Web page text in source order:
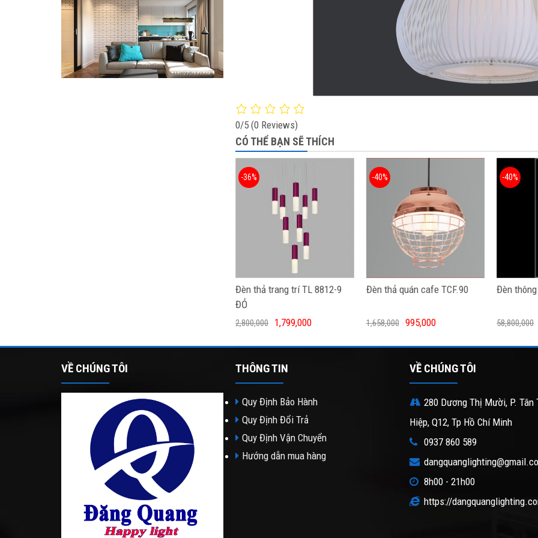
0/5 (0 Reviews)
CÓ THỂ BẠN SẼ THÍCH
Đèn thả trang trí TL 8812-9
ĐỎ
-36%
2,800,000 1,799,000
Đèn thả quán cafe TCF.90
-40%
1,658,000 995,000
Đèn
-40%
58,800,000
VỀ CHÚNG TÔI THÔNG TIN
Quy Định Bảo Hành
Quy Định Đổi Trả
Quy Định Vận Chuyển
Hướng dẫn mua hàng
VỀ CHÚNG TÔI
280 Dương Thị Mười, P. Tân
Hiệp, Q12, Tp Hồ Chí Minh
0937 860 589
8h00 - 21h00
https://